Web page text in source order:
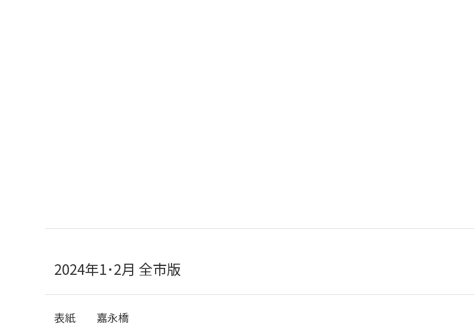
2024年1･2月 全市版
表紙 嘉永橋